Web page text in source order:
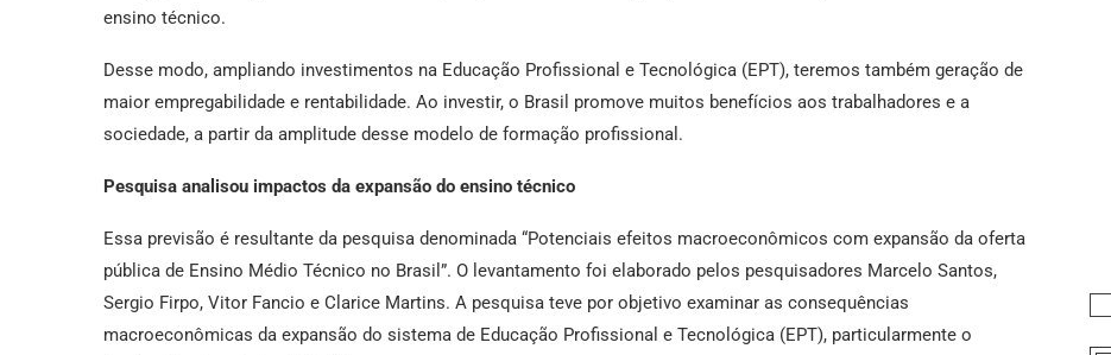
ensino técnico.
Desse modo, ampliando investimentos na Educação Profissional e Tecnológica (EPT), teremos também geração de
maior empregabilidade e rentabilidade. Ao investir, o Brasil promove muitos benefícios aos trabalhadores e a
sociedade, a partir da amplitude desse modelo de formação profissional.
Pesquisa analisou impactos da expansão do ensino técnico
Essa previsão é resultante da pesquisa denominada “Potenciais efeitos macroeconômicos com expansão da oferta
pública de Ensino Médio Técnico no Brasil”. O levantamento foi elaborado pelos pesquisadores Marcelo Santos,
Sergio Firpo, Vitor Fancio e Clarice Martins. A pesquisa teve por objetivo examinar as consequências
macroeconômicas da expansão do sistema de Educação Profissional e Tecnológica (EPT), particularmente o